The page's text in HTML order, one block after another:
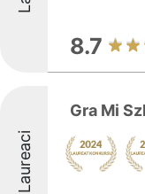
8.7
Laureaci
Gra Mi